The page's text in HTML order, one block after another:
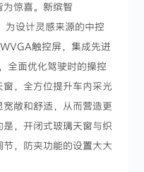
惊喜。新缤智
设计灵感来源的中控
触控屏，集成先进
全面优化驾驶时的操控
，全方位提升车内采光
敞和舒适，从而营造更
，开闭式玻璃天窗与织
，防夹功能的设置大大